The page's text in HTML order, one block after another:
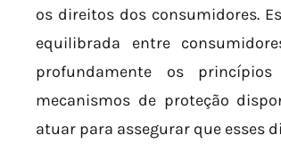
os direitos dos consumidores.
equilibrada entre
profundamente os
mecanismos de proteção
atuar para assegurar que esses